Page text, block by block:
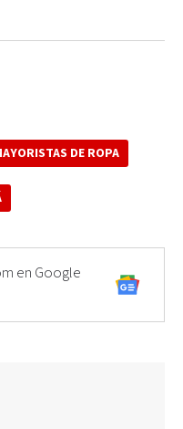
DE ROPA
en Google